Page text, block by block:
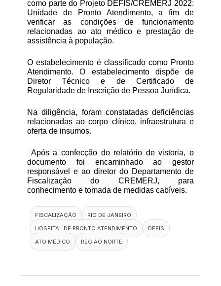
como parte do Projeto DEFIS/CREMERJ 2022:
Unidade de Pronto Atendimento, a fim de
verificar as condições de funcionamento
relacionadas ao ato médico e prestação de
assistência à população.
O estabelecimento é classificado como Pronto
Atendimento. O estabelecimento dispõe de
Diretor Técnico e de Certificado de
Regularidade de Inscrição de Pessoa Jurídica.
Na diligência, foram constatadas deficiências
relacionadas ao corpo clínico, infraestrutura e
oferta de insumos.
Após a confecção do relatório de vistoria, o
documento foi encaminhado ao gestor
responsável e ao diretor do Departamento de
Fiscalização do CREMERJ, para
conhecimento e tomada de medidas cabíveis.
FISCALIZAÇÃO
RIO DE JANEIRO
HOSPITAL DE PRONTO ATENDIMENTO
DEFIS
ATO MÉDICO
REGIÃO NORTE